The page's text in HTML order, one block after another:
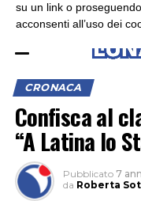
CRONACA
Confisca al
“A Latina lo
Pubblicato 7
da Roberta
su un link o
acconsenti all’uso dei